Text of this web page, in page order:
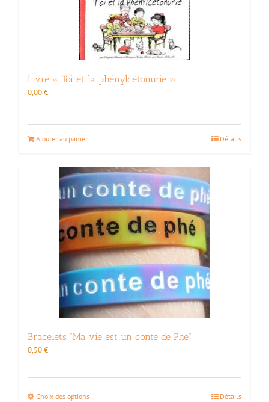
Livre « Toi et la phénylcétonurie »
0,00€
Ajouter au panier Détails
Bracelets “Ma vie est un conte de Phé”
0,50€
Choix des optionsCe
Détails